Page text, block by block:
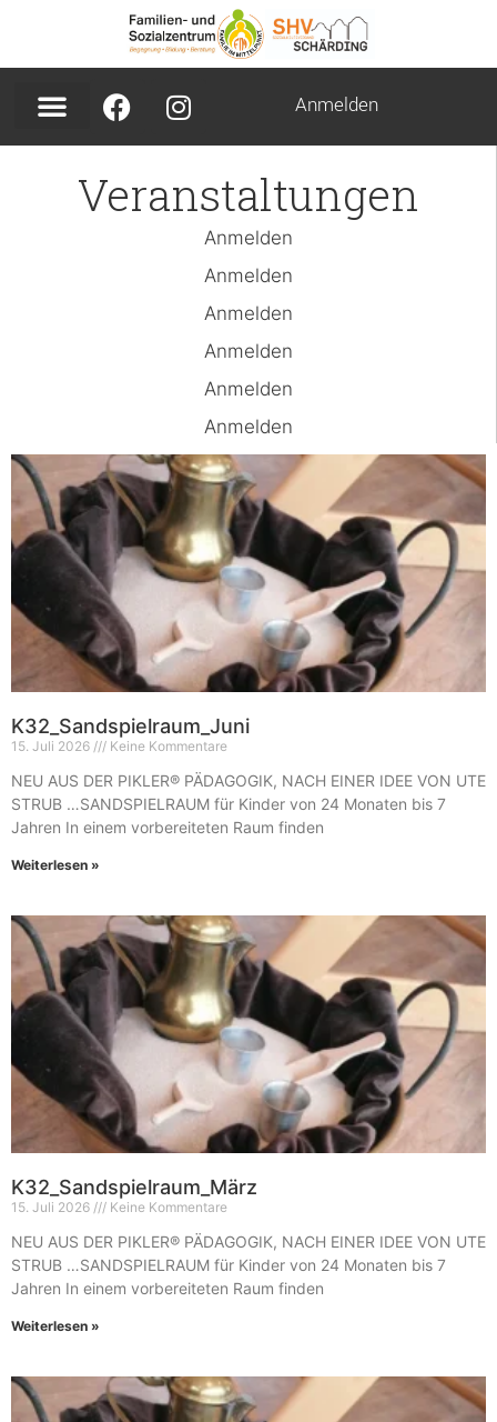
Anmelden
Veranstaltungen
Anmelden
Anmelden
Anmelden
Anmelden
Anmelden
Anmelden
K32_Sandspielraum_Juni
15. Juli 2026 Keine Kommentare
NEU AUS DER PIKLER® PÄDAGOGIK, NACH EINER IDEE VON UTE
STRUB …SANDSPIELRAUM für Kinder von 24 Monaten bis 7
Jahren In einem vorbereiteten Raum finden
Weiterlesen »
K32_Sandspielraum_März
15. Juli 2026 Keine Kommentare
NEU AUS DER PIKLER® PÄDAGOGIK, NACH EINER IDEE VON UTE
STRUB …SANDSPIELRAUM für Kinder von 24 Monaten bis 7
Jahren In einem vorbereiteten Raum finden
Weiterlesen »